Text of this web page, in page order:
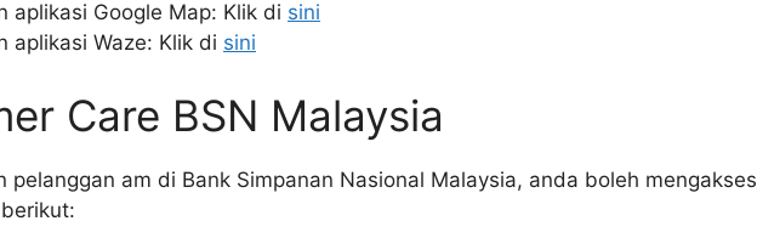
aplikasi Google Map: Klik di sini
aplikasi Waze: Klik di sini
Care BSN Malaysia
pelanggan am di Bank Simpanan Nasional Malaysia, anda boleh mengakses